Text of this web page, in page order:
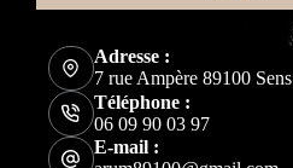
Adresse :
7 rue Ampère 89100 Sens
Téléphone :
06 09 90 03 97
E-mail :